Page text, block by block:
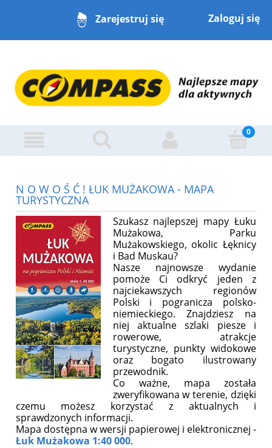
Zarejestruj się Zaloguj się
N O W O Ś Ć ! ŁUK MUŻAKOWA - MAPA
TURYSTYCZNA
Szukasz najlepszej mapy Łuku
Mużakowa, Parku
Mużakowskiego, okolic Łęknicy
i Bad Muskau?
Nasze najnowsze wydanie
pomoże Ci odkryć jeden z
najciekawszych regionów
Polski i pogranicza polsko-
niemieckiego. Znajdziesz na
niej aktualne szlaki piesze i
rowerowe, atrakcje
turystyczne, punkty widokowe
oraz bogato ilustrowany
przewodnik.
Co ważne, mapa została
zweryfikowana w terenie, dzięki
czemu możesz korzystać z aktualnych i
sprawdzonych informacji.
Mapa dostępna w wersji papierowej i elektronicznej -
Łuk Mużakowa 1:40 000.